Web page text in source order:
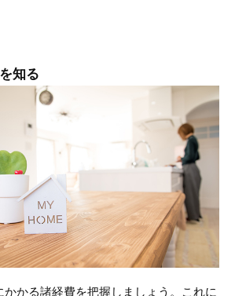
知る
かかる諸経費を把握しましょう。これに